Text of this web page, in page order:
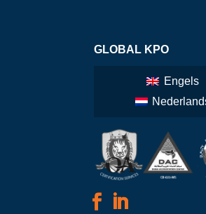
GLOBAL KPO
Engels